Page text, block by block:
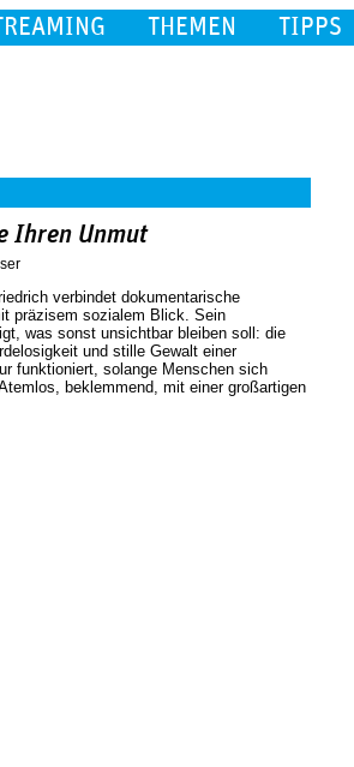
THEMEN TIPPS
Ihren Unmut
verbindet dokumentarische
präzisem sozialem Blick. Sein
was sonst unsichtbar bleiben soll: die
und stille Gewalt einer
funktioniert, solange Menschen sich
beklemmend, mit einer großartigen